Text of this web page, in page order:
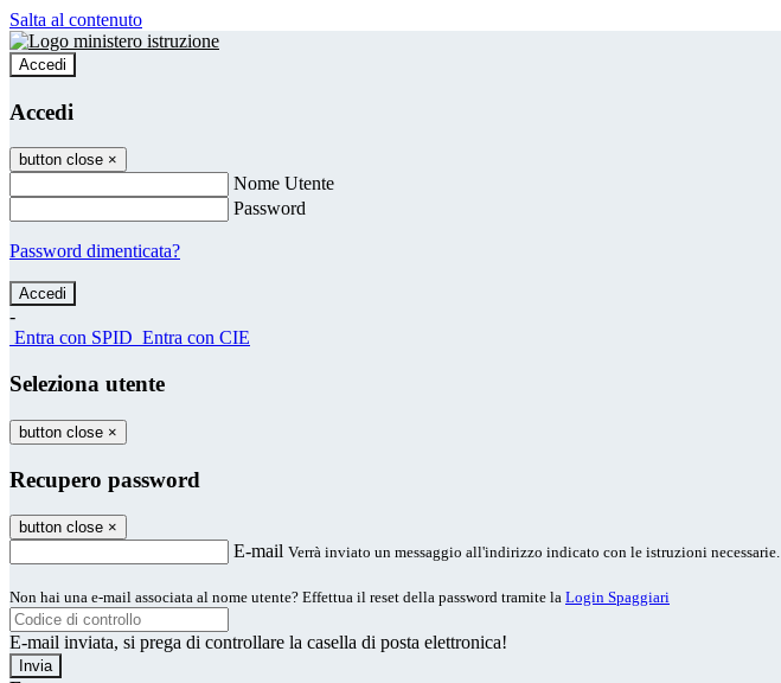
Salta al contenuto
Accedi
Accedi
button close ×
Nome Utente
Password
Password dimenticata?
-
Entra con SPID Entra con CIE
Seleziona utente
button close ×
Recupero password
button close ×
E-mail Verrà inviato un messaggio all'indirizzo indicato con le istruzioni necessarie.
Non hai una e-mail associata al nome utente? Effettua il reset della password tramite la Login Spaggiari
E-mail inviata, si prega di controllare la casella di posta elettronica!